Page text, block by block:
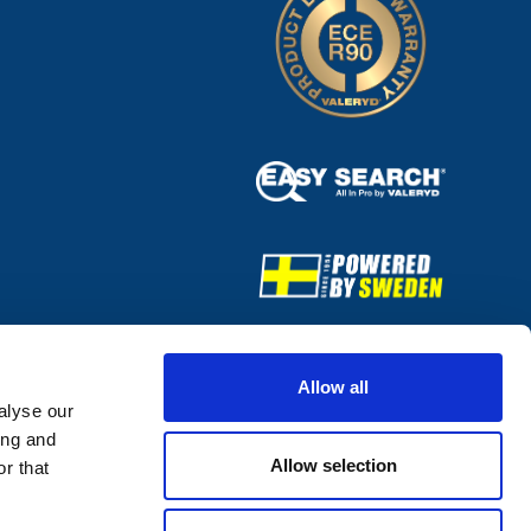
our
and
that
Allow all
Allow selection